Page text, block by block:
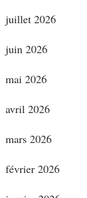
juillet 2026
juin 2026
mai 2026
avril 2026
mars 2026
février 2026